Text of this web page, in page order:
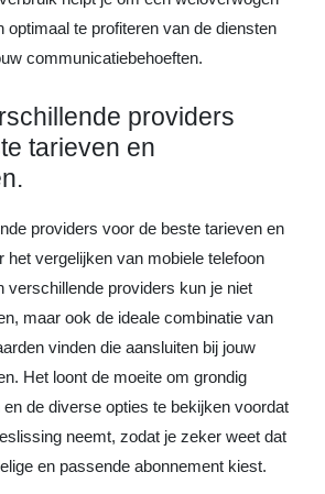
optimaal te profiteren van de diensten
communicatiebehoeften.
providers
tarieven en
providers voor de beste tarieven en
het vergelijken van mobiele telefoon
verschillende providers kun je niet
maar ook de ideale combinatie van
vinden die aansluiten bij jouw
Het loont de moeite om grondig
de diverse opties te bekijken voordat
neemt, zodat je zeker weet dat
en passende abonnement kiest.